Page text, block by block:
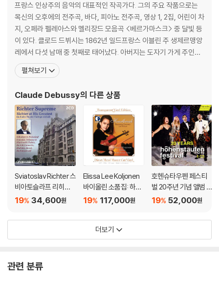
프랑스 인상주의 음악의 대표적인 작곡가다. 그의 주요 작품으로는
목신의 오후에의 전주곡, 바다, 피아노 전주곡, 영상 1, 2집, 어린이 차
지, 오페라 펠레아스와 멜리장드 모음곡 <베르가마스크> 중 달빛 등
이 있다. 클로드 드뷔시는 1862년 일드프랑스 이블린 주 생제르맹앙
레에서 다섯 남매 중 첫째로 태어났다. 아버지는 도자기 가게 주인이
었고, 어머니는 재봉사였다. 그는 7세 때 그보다 나이가 많은 체루티
라는 이름의 이탈리아 아이와 함께 피아노를 배우기 시작했다. 드뷔
고 겁많은 소년 드뷔시는 마리 모
펼쳐보기
Claude Debussy의 다른 상품
Sviatoslav Richter 스
비아토슬라프 리히테
르 라이브 레코딩 모음
e: Richter at His Gre
34,600원
19%
Elissa Lee Koljonen
바이올린 소품집: 하트
브레이크 (Heartbrea
s For Violin) [투명 클
리어 컬러 2LP]
117,000원
19%
호헨슈타우펜 페스티
벌 20주년 기념 앨범 (2
0 Years - Hohensta
세트]
52,000원
19%
더보기
관련 분류